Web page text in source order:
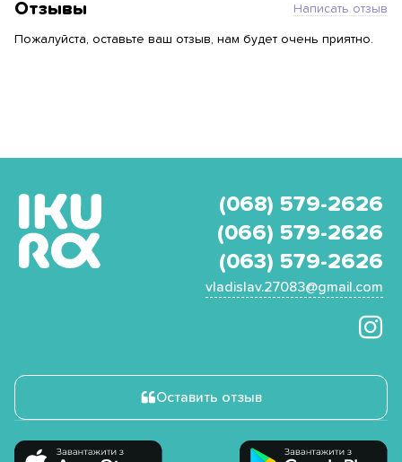
Отзывы Написать отзыв
Пожалуйста, оставьте ваш отзыв, нам будет очень приятно.
(068) 579-2626
(066) 579-2626
(063) 579-2626
vladislav.27083@gmail.com
Оставить отзыв